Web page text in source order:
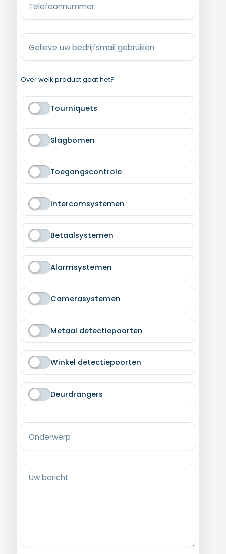
Telefoonnummer
Gelieve uw bedrijfsmail gebruiken
Over welk product gaat het?
Tourniquets
Slagbomen
Toegangscontrole
Intercomsystemen
Betaalsystemen
Alarmsystemen
Camerasystemen
Metaal detectiepoorten
Winkel detectiepoorten
Deurdrangers
Onderwerp
Uw bericht